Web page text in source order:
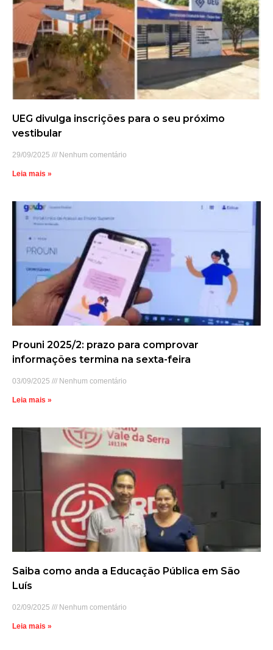
UEG divulga inscrições para o seu próximo
vestibular
29/09/2025 Nenhum comentário
Leia mais »
Prouni 2025/2: prazo para comprovar
informações termina na sexta-feira
03/09/2025 Nenhum comentário
Leia mais »
Saiba como anda a Educação Pública em São
Luís
02/09/2025 Nenhum comentário
Leia mais »